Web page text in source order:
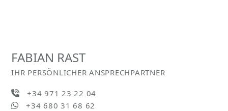
FABIAN RAST
IHR PERSÖNLICHER ANSPRECHPARTNER
+34 971 23 22 04
+34 680 31 68 62